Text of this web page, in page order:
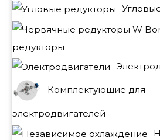
редукторы
Комплектующие для
электродвигателей